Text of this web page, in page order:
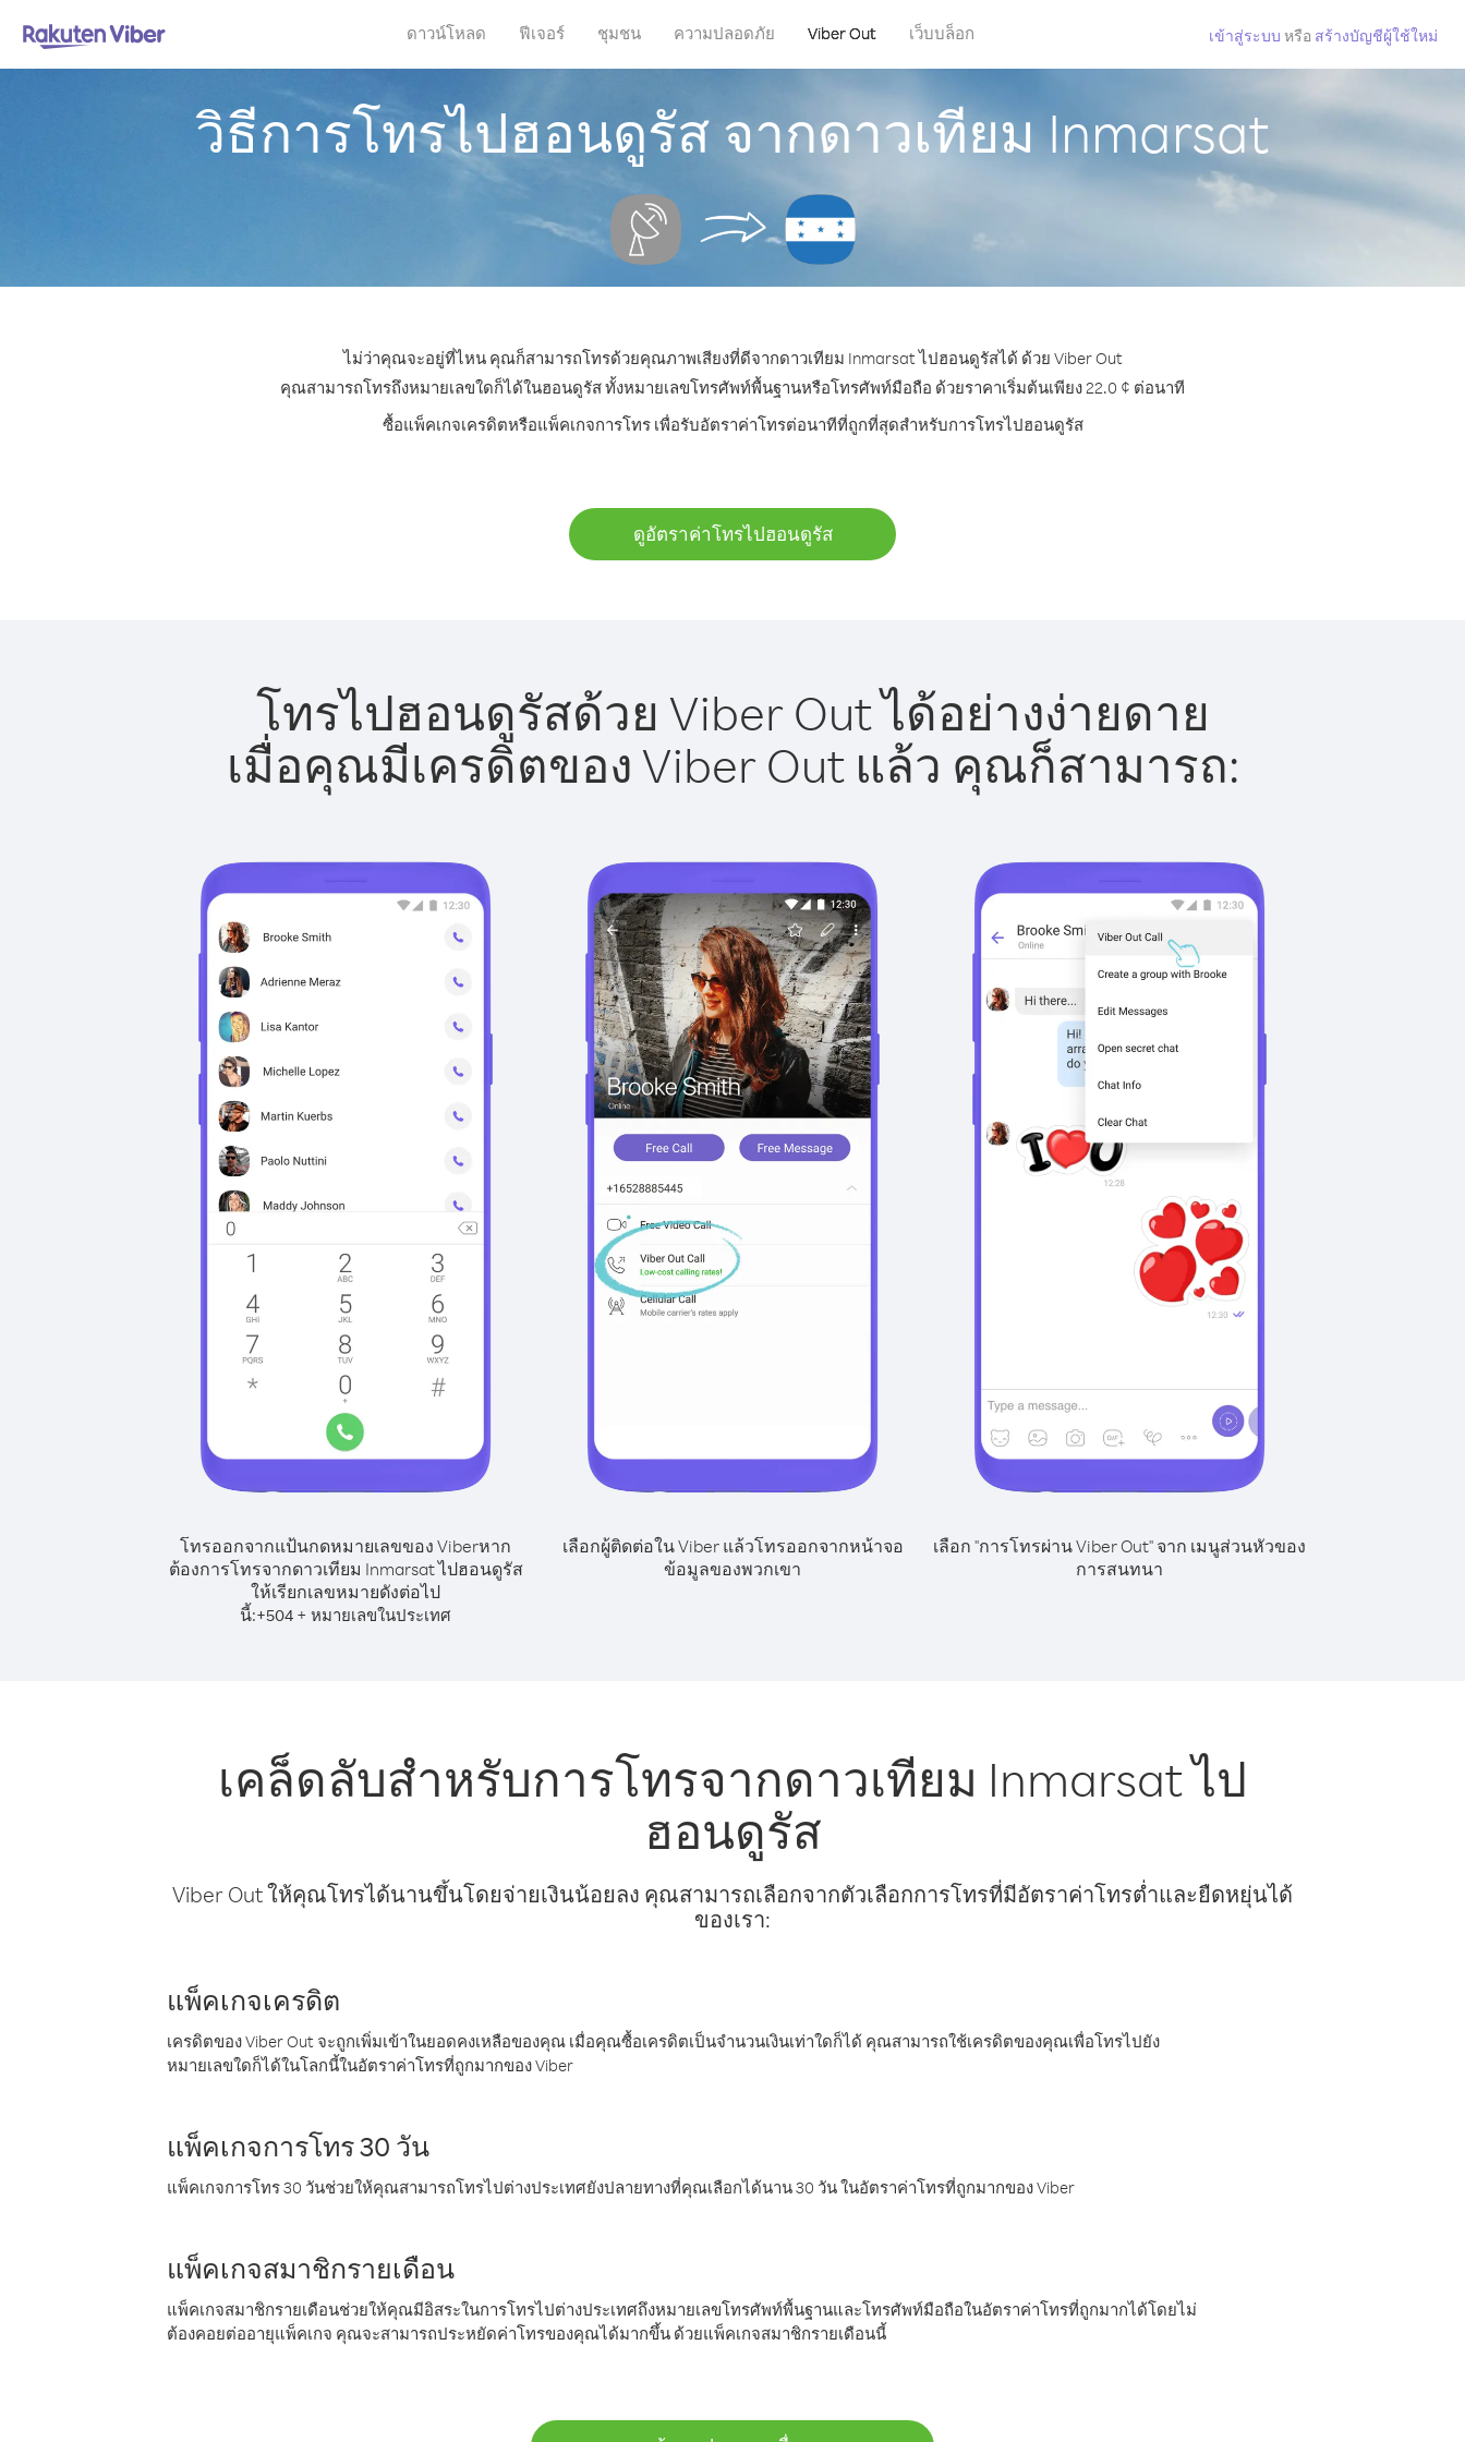
ดาวน์โหลด ฟีเจอร์ ชุมชน ความปลอดภัย Viber Out เว็บบล็อก เข้าสู่ระบบ หรือ สร้างบัญชีผู้ใช้ใหม่
วิธีการโทรไปฮอนดูรัส จากดาวเทียม Inmarsat
ไม่ว่าคุณจะอยู่ที่ไหน คุณก็สามารถโทรด้วยคุณภาพเสียงที่ดีจากดาวเทียม Inmarsat ไปฮอนดูรัสได้ ด้วย Viber Out
คุณสามารถโทรถึงหมายเลขใดก็ได้ในฮอนดูรัส ทั้งหมายเลขโทรศัพท์พื้นฐานหรือโทรศัพท์มือถือ ด้วยราคาเริ่มต้นเพียง 22.0 ¢ ต่อนาที
ซื้อแพ็คเกจเครดิตหรือแพ็คเกจการโทร เพื่อรับอัตราค่าโทรต่อนาทีที่ถูกที่สุดสำหรับการโทรไปฮอนดูรัส
ดูอัตราค่าโทรไปฮอนดูรัส
โทรไปฮอนดูรัสด้วย Viber Out ได้อย่างง่ายดาย
เมื่อคุณมีเครดิตของ Viber Out แล้ว คุณก็สามารถ:
โทรออกจากแป้นกดหมายเลขของ Viberหาก
ต้องการโทรจากดาวเทียม Inmarsat ไปฮอนดูรัส
ให้เรียกเลขหมายดังต่อไป
นี้:+504 + หมายเลขในประเทศ
เลือกผู้ติดต่อใน Viber แล้วโทรออกจากหน้าจอ
ข้อมูลของพวกเขา
เลือก "การโทรผ่าน Viber Out" จาก เมนูส่วนหัวของ
การสนทนา
เคล็ดลับสำหรับการโทรจากดาวเทียม Inmarsat ไป
ฮอนดูรัส
Viber Out ให้คุณโทรได้นานขึ้นโดยจ่ายเงินน้อยลง คุณสามารถเลือกจากตัวเลือกการโทรที่มีอัตราค่าโทรต่ำและยืดหยุ่นได้
ของเรา:
แพ็คเกจเครดิต
เครดิตของ Viber Out จะถูกเพิ่มเข้าในยอดคงเหลือของคุณ เมื่อคุณซื้อเครดิตเป็นจำนวนเงินเท่าใดก็ได้ คุณสามารถใช้เครดิตของคุณเพื่อโทรไปยัง
หมายเลขใดก็ได้ในโลกนี้ในอัตราค่าโทรที่ถูกมากของ Viber
แพ็คเกจการโทร 30 วัน
แพ็คเกจการโทร 30 วันช่วยให้คุณสามารถโทรไปต่างประเทศยังปลายทางที่คุณเลือกได้นาน 30 วัน ในอัตราค่าโทรที่ถูกมากของ Viber
แพ็คเกจสมาชิกรายเดือน
แพ็คเกจสมาชิกรายเดือนช่วยให้คุณมีอิสระในการโทรไปต่างประเทศถึงหมายเลขโทรศัพท์พื้นฐานและโทรศัพท์มือถือในอัตราค่าโทรที่ถูกมากได้โดยไม่
ต้องคอยต่ออายุแพ็คเกจ คุณจะสามารถประหยัดค่าโทรของคุณได้มากขึ้น ด้วยแพ็คเกจสมาชิกรายเดือนนี้